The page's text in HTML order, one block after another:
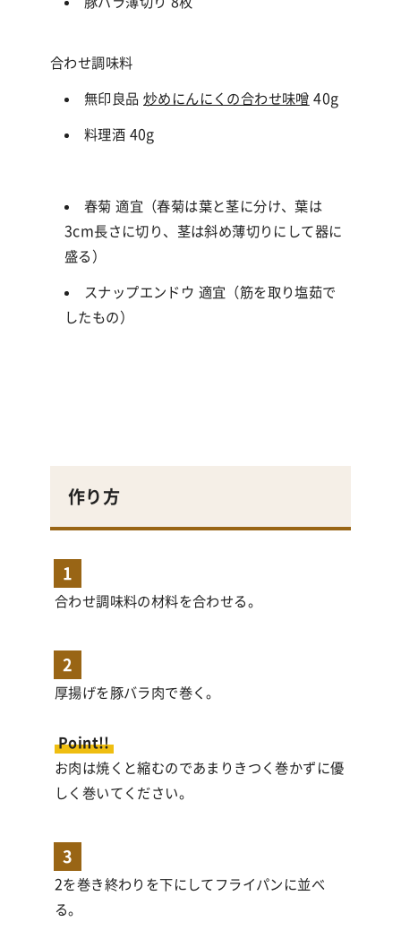
合わせ調味料
無印良品 炒めにんにくの合わせ味噌 40g
料理酒 40g
春菊 適宜（春菊は葉と茎に分け、葉は
3cm長さに切り、茎は斜め薄切りにして器に
盛る）
スナップエンドウ 適宜（筋を取り塩茹で
したもの）
作り方
1
合わせ調味料の材料を合わせる。
2
厚揚げを豚バラ肉で巻く。
Point!!
お肉は焼くと縮むのであまりきつく巻かずに優
しく巻いてください。
3
2を巻き終わりを下にしてフライパンに並べ
る。